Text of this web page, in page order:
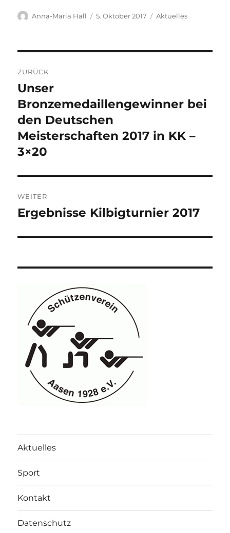
Autor
Anna-Maria Hall
Veröffentlicht
5. Oktober 2017 Kategorien
Aktuelles
ZURÜCK
Vorheriger
Beitrag:
Unser
Bronzemedaillengewinner bei
den Deutschen
Meisterschaften 2017 in KK –
3×20
WEITER
Nächster
Ergebnisse Kilbigturnier 2017
Aktuelles
Sport
Kontakt
Datenschutz